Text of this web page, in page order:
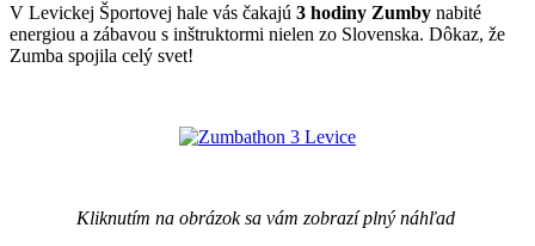
V Levickej Športovej hale vás čakajú 3 hodiny Zumby nabité
energiou a zábavou s inštruktormi nielen zo Slovenska. Dôkaz, že
Zumba spojila celý svet!
Kliknutím na obrázok sa vám zobrazí plný náhľad